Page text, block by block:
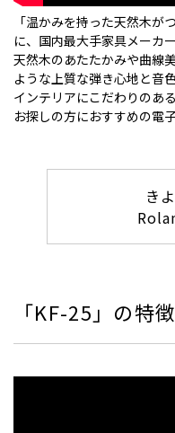
「温かみを持った天然木が
に、国内最大手家具メーカ
天然木のあたたかみや曲線
ような上質な弾き心地と音色
インテリアにこだわりのあ
お探しの方におすすめの電
き
「KF-25」の特徴